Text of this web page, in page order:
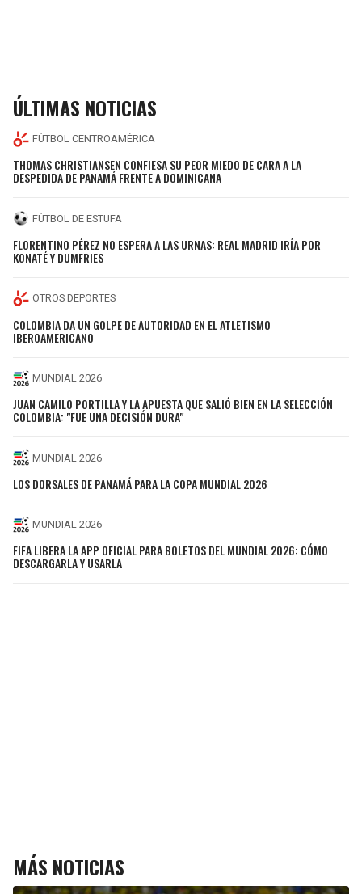
ÚLTIMAS NOTICIAS
FÚTBOL CENTROAMÉRICA
THOMAS CHRISTIANSEN CONFIESA SU PEOR MIEDO DE CARA A LA
DESPEDIDA DE PANAMÁ FRENTE A DOMINICANA
FÚTBOL DE ESTUFA
FLORENTINO PÉREZ NO ESPERA A LAS URNAS: REAL MADRID IRÍA POR
KONATÉ Y DUMFRIES
OTROS DEPORTES
COLOMBIA DA UN GOLPE DE AUTORIDAD EN EL ATLETISMO
IBEROAMERICANO
MUNDIAL 2026
JUAN CAMILO PORTILLA Y LA APUESTA QUE SALIÓ BIEN EN LA SELECCIÓN
COLOMBIA: "FUE UNA DECISIÓN DURA"
MUNDIAL 2026
LOS DORSALES DE PANAMÁ PARA LA COPA MUNDIAL 2026
MUNDIAL 2026
FIFA LIBERA LA APP OFICIAL PARA BOLETOS DEL MUNDIAL 2026: CÓMO
DESCARGARLA Y USARLA
MÁS NOTICIAS